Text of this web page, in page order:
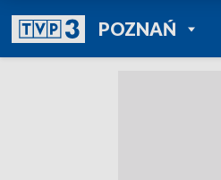
POZNAŃPOWRÓT DO
TVP REGIONY